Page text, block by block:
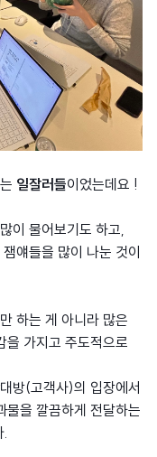
일잘러들이었는데요 !
이 물어보기도 하고,
얘들을 많이 나눈 것이
하는 게 아니라 많은
을 가지고 주도적으로
방(고객사)의 입장에서
물을 깔끔하게 전달하는
.